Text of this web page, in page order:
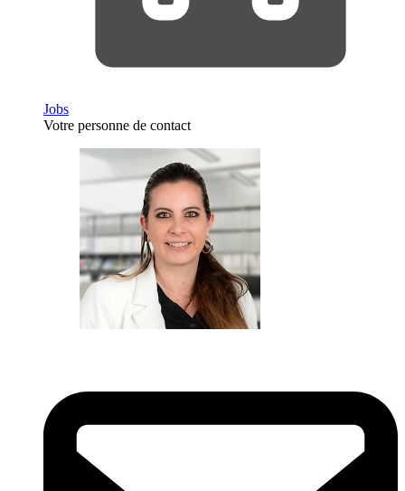
Jobs
Votre personne de contact